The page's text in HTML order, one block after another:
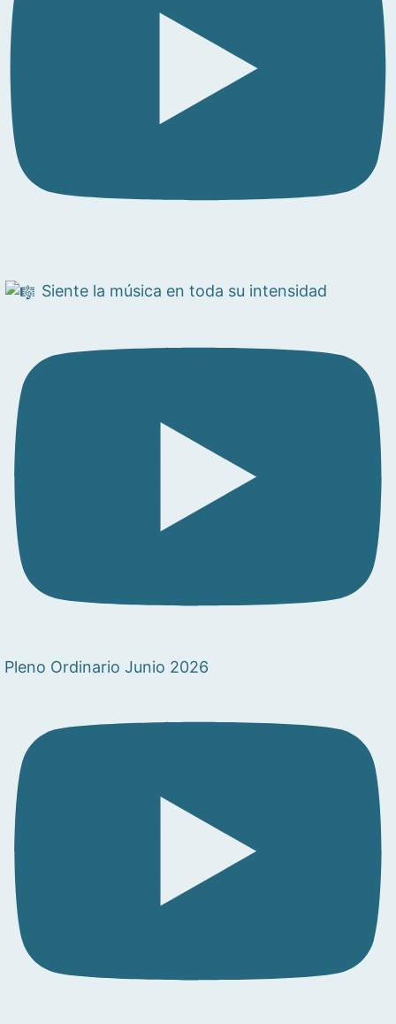
Siente la música en toda su intensidad
Pleno Ordinario Junio 2026